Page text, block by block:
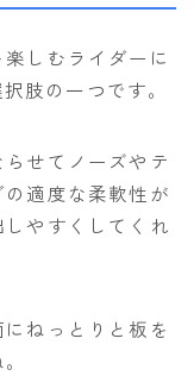
しむライダーに
肢の一つです。
せてノーズやテ
適度な柔軟性が
やすくしてくれ
ねっとりと板を